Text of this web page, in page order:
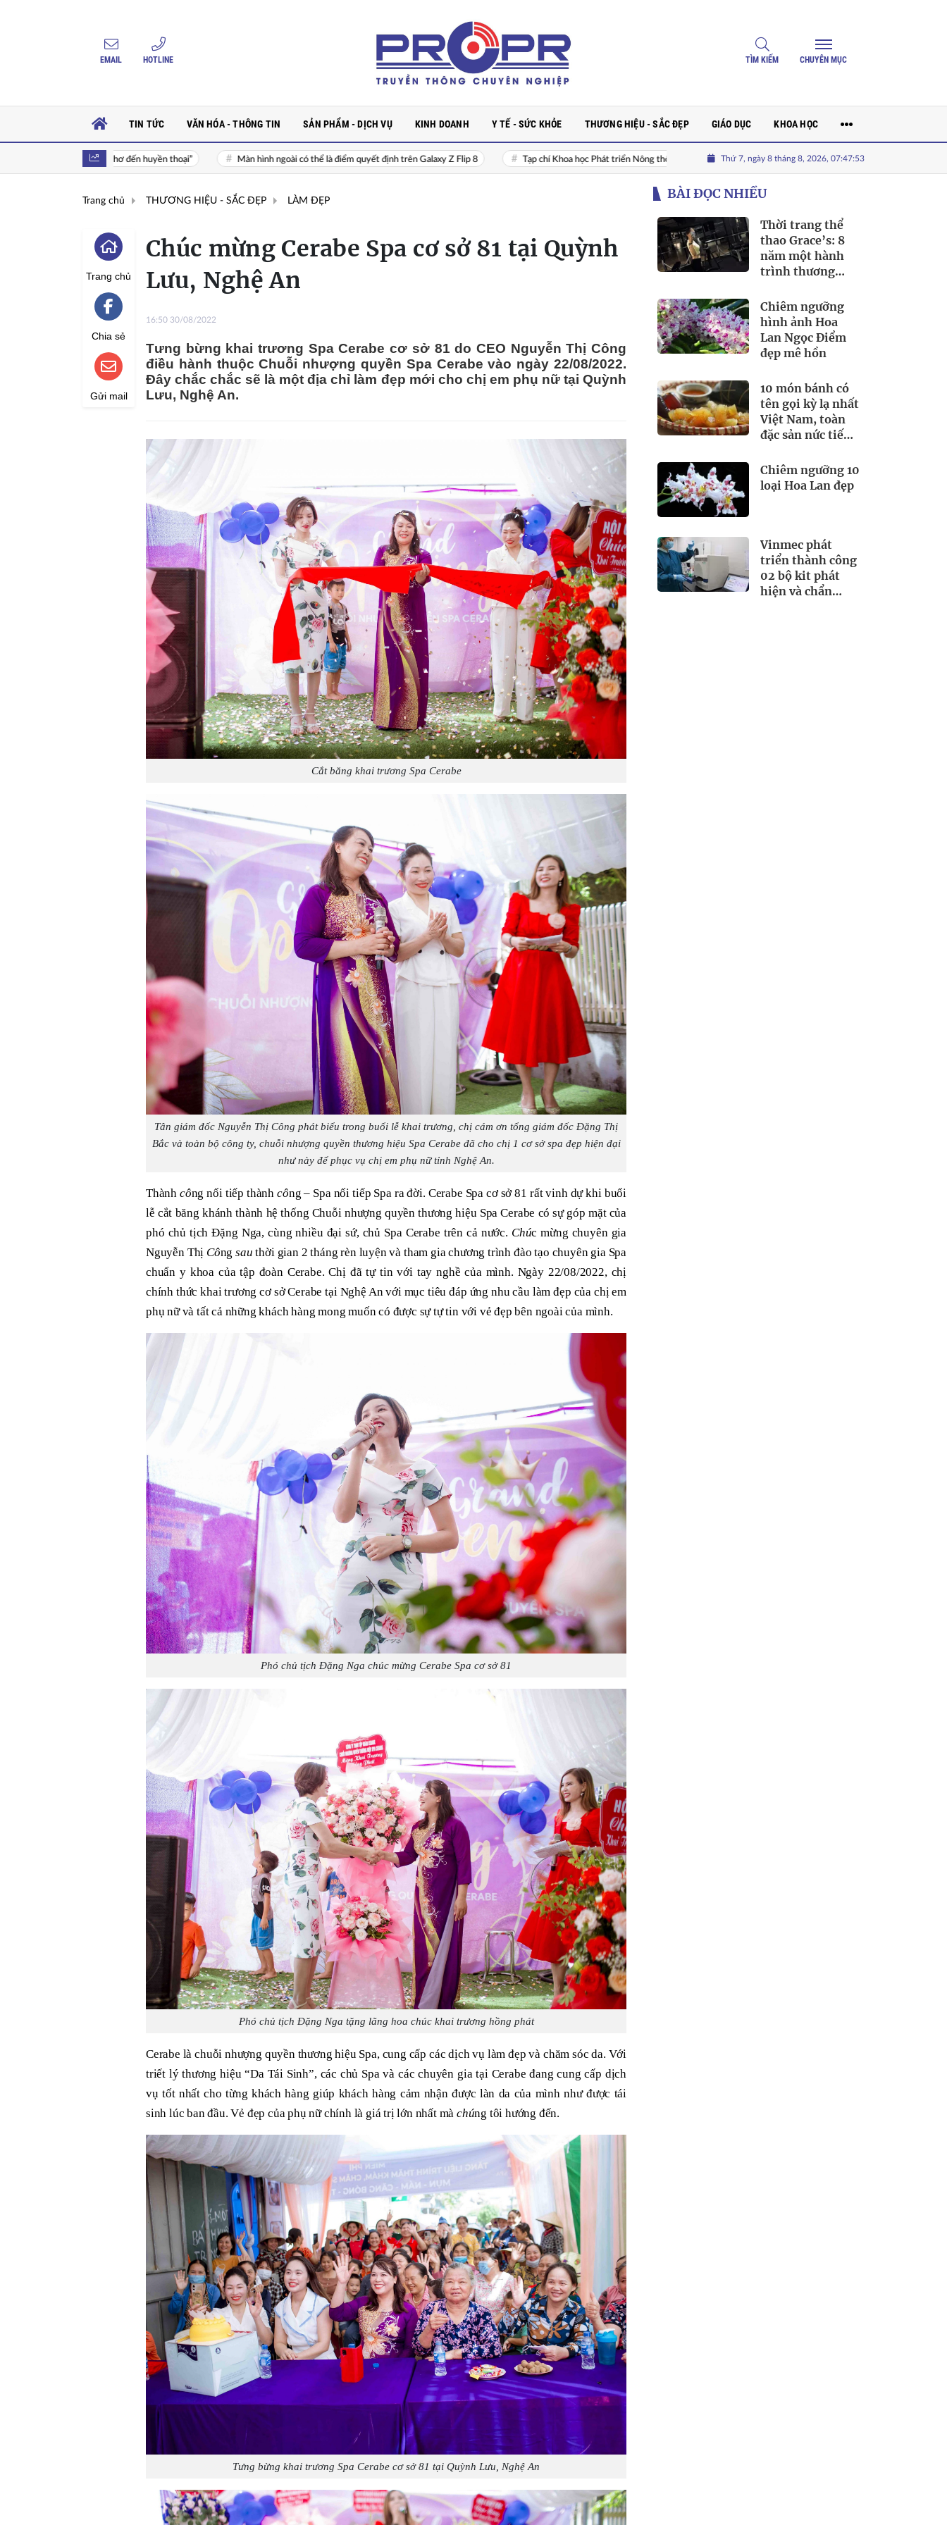
EMAIL HOTLINE TÌM KIẾM CHUYÊN MỤC
TIN TỨC VĂN HÓA - THÔNG TIN SẢN PHẨM - DỊCH VỤ KINH DOANH Y TẾ - SỨC KHỎE THƯƠNG HIỆU - SẮC ĐẸP GIÁO DỤC KHOA HỌC
thơ đến huyền thoại” Màn hình ngoài có thể là điểm quyết định trên Galaxy Z Flip 8 Tạp chí Khoa học Phát triển Nông thôn Việt Nam: Cầu nối tri thức nông nghiệp trong kỷ nguyên số Tình hữu nghị Việt
Thứ 7, ngày 8 tháng 8, 2026, 07:47:55
Trang chủ THƯƠNG HIỆU - SẮC ĐẸP LÀM ĐẸP
Trang chủ
Chia sẻ
Gửi mail
Chúc mừng Cerabe Spa cơ sở 81 tại Quỳnh
Lưu, Nghệ An
16:50 30/08/2022
Tưng bừng khai trương Spa Cerabe cơ sở 81 do CEO Nguyễn Thị Công
điều hành thuộc Chuỗi nhượng quyền Spa Cerabe vào ngày 22/08/2022.
Đây chắc chắc sẽ là một địa chỉ làm đẹp mới cho chị em phụ nữ tại Quỳnh
Lưu, Nghệ An.
Cắt băng khai trương Spa Cerabe
Tân giám đốc Nguyễn Thị Công phát biểu trong buổi lễ khai trương, chị cám ơn tổng giám đốc Đặng Thị
Bắc và toàn bộ công ty, chuỗi nhượng quyền thương hiệu Spa Cerabe đã cho chị 1 cơ sở spa đẹp hiện đại
như này để phục vụ chị em phụ nữ tỉnh Nghệ An.
Thànhcông nối tiếp thànhcông – Spa nối tiếp Spa ra đời. Cerabe Spa cơ sở 81 rất vinh dự khi buổi
lễ cắt băng khánh thành hệ thống Chuỗi nhượng quyền thương hiệu Spa Cerabe có sự góp mặt của
phó chủ tịch Đặng Nga, cùng nhiều đại sứ, chủ Spa Cerabe trên cả nước. Chúc mừng chuyên gia
Nguyễn Thị Côngsauthời gian 2 tháng rèn luyện và tham gia chương trình đào tạo chuyên gia Spa
chuẩn y khoa của tập đoàn Cerabe. Chị đã tự tin với tay nghề của mình. Ngày 22/08/2022, chị
chính thức khai trương cơ sở Cerabe tại Nghệ An với mục tiêu đáp ứng nhu cầu làm đẹp của chị em
phụ nữ và tất cả những khách hàng mong muốn có được sự tự tin với vẻ đẹp bên ngoài của mình.
Phó chủ tịch Đặng Nga chúc mừng Cerabe Spa cơ sở 81
Phó chủ tịch Đặng Nga tặng lãng hoa chúc khai trương hồng phát
Cerabe là chuỗi nhượng quyền thương hiệu Spa, cung cấp các dịch vụ làm đẹp và chăm sóc da. Với
triết lý thương hiệu “Da Tái Sinh”, các chủ Spa và các chuyên gia tại Cerabe đang cung cấp dịch
vụ tốt nhất cho từng khách hàng giúp khách hàng cảm nhận được làn da của mình như được tái
sinh lúc ban đầu. Vẻ đẹp của phụ nữ chính là giá trị lớn nhất mà chúng tôi hướng đến.
Tưng bừng khai trương Spa Cerabe cơ sở 81 tại Quỳnh Lưu, Nghệ An
BÀI ĐỌC NHIỀU
Thời trang thể
thao Grace’s: 8
năm một hành
trình thương
sport được yêu
thích
Chiêm ngưỡng
hình ảnh Hoa
Lan Ngọc Điểm
đẹp mê hồn
10 món bánh có
tên gọi kỳ lạ nhất
Việt Nam, toàn
đặc sản nức tiếng
người biết
Chiêm ngưỡng 10
loại Hoa Lan đẹp
Vinmec phát
triển thành công
02 bộ kit phát
hiện và chẩn